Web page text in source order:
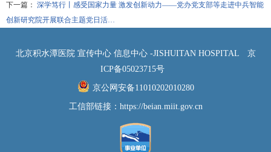
下一篇： 深学笃行丨感受国家力量 激发创新动力——党办党支部等走进中兵智能
创新研究院开展联合主题党日活…
北京积水潭医院 宣传中心 信息中心 -JISHUITAN HOSPITAL
京
ICP备05023715号
京公网安备11010202010280
工信部链接： https://beian.miit.gov.cn